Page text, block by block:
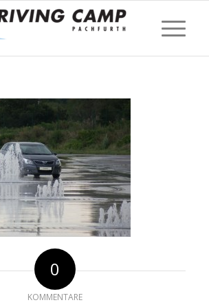
0
KOMMENTARE